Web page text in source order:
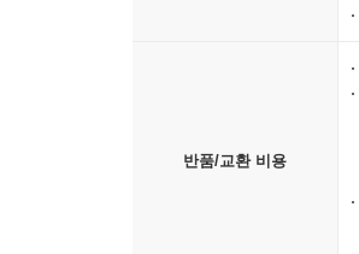
반품/교환 비용